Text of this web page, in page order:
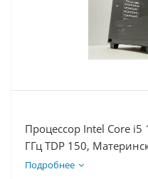
Процессор Intel Core i5
ГГц TDP 150,
Видеокарта RTX 4060
Подробнее